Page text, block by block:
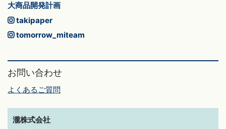
大商品開発計画
takipaper
tomorrow_miteam
お問い合わせ
よくあるご質問
瀧株式会社